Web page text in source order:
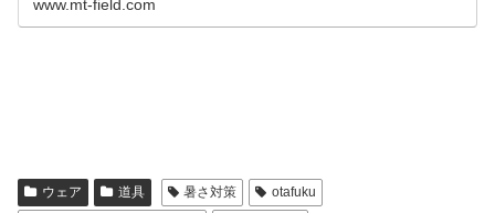
www.mt-field.com
ウェア 道具 暑さ対策
otafuku